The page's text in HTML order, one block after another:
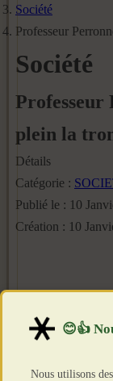
Société
Professeur
Société
Professeur
plein la
Détails
Catégorie :
Publié le : 10
Création : 10
Nous utilisons